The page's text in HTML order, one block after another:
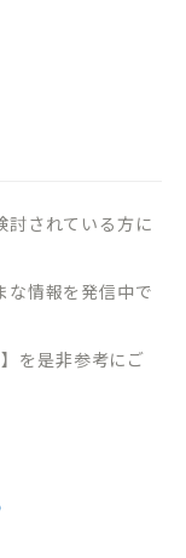
討されている方に
な情報を発信中で
を是非参考にご